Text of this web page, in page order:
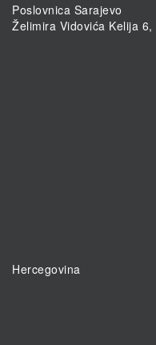
Poslovnica Sarajevo
Želimira Vidovića Kelija
Hercegovina